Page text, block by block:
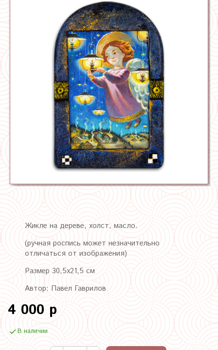
Жикле на дереве, холст, масло.
(ручная роспись может незначительно
отличаться от изображения)
Размер 30,5х21,5 см
Автор: Павел Гаврилов
4 000 р
В наличии